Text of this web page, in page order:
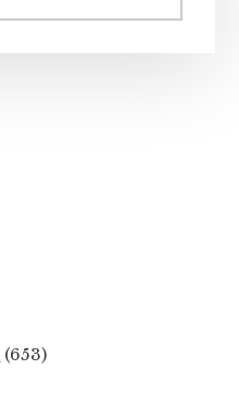
(653)